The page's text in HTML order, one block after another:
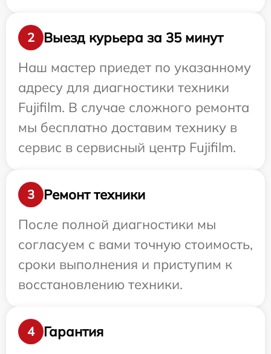
2
Выезд курьера за 35 минут
Наш мастер приедет по указанному
адресу для диагностики техники
Fujifilm. В случае сложного ремонта
мы бесплатно доставим технику в
сервис в сервисный центр Fujifilm.
3
Ремонт техники
После полной диагностики мы
согласуем с вами точную стоимость,
сроки выполнения и приступим к
восстановлению техники.
4
Гарантия